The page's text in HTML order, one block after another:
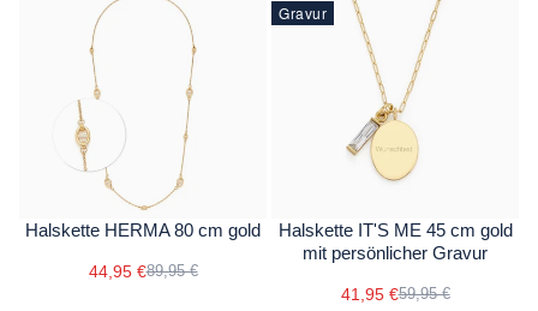
Halskette HERMA 80 cm gold
44,95 €89,95 €
Gravur
Halskette IT'S ME 45 cm gold
mit persönlicher Gravur
41,95 €59,95 €